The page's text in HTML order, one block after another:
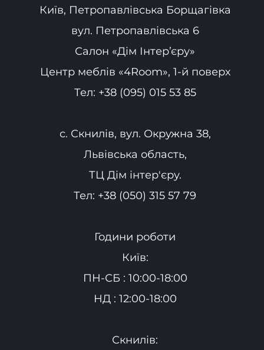
Київ, Петропавлівська Борщагівка
вул. Петропавлівська 6
Салон «Дім Інтер’єру»
Центр меблів «4Room», 1-й поверх
Тел: +38 (095) 015 53 85
с. Скнилів, вул. Окружна 38,
Львівська область,
ТЦ Дім інтер'єру.
Тел: +38 (050) 315 57 79
Години роботи
Київ:
ПН-СБ : 10:00-18:00
НД : 12:00-18:00
Скнилів: